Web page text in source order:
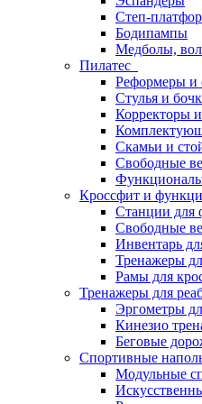
Степ-
Бодипампы
Медболы,
Пилатес
Реформеры и
Стулья и
Корректоры
Скамьи и
Свободные
Кроссфит и
Станции для
Свободные
Инвентарь
Тренажеры
Рамы для
Тренажеры для
Эргометры
Кинезио
Беговые
Спортивные
Модульные